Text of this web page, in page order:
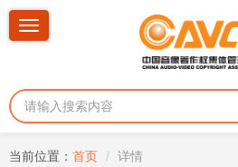
Toggle
当前位置： 首页 详情